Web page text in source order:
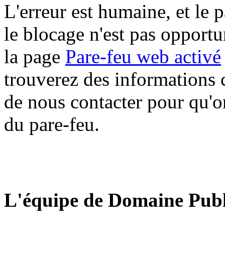
L'erreur est humaine, et le
le blocage n'est pas
la page Pare-feu web activé
trouverez des informations
de nous contacter pour
du pare-feu.
L'équipe de Domaine